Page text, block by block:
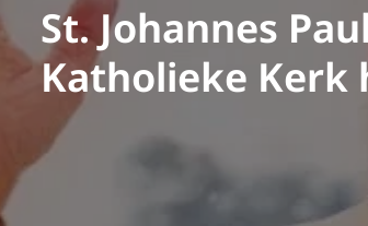
St. Johannes
Katholieke Kerk